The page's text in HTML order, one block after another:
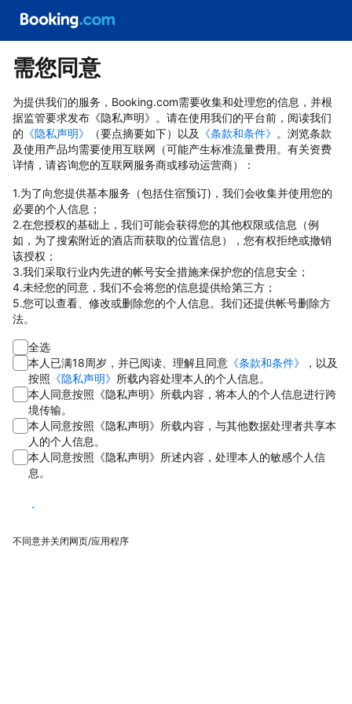
需您同意
为提供我们的服务，Booking.com需要收集和处理您的信息，并根
据监管要求发布《隐私声明》。请在使用我们的平台前，阅读我们
的 《隐私声明》 （要点摘要如下）以及 《条款和条件》 。浏览条款
及使用产品均需要使用互联网（可能产生标准流量费用。有关资费
详情，请咨询您的互联网服务商或移动运营商）：
1.为了向您提供基本服务（包括住宿预订)，我们会收集并使用您的
必要的个人信息；
2.在您授权的基础上，我们可能会获得您的其他权限或信息（例
如，为了搜索附近的酒店而获取的位置信息），您有权拒绝或撤销
该授权；
3.我们采取行业内先进的帐号安全措施来保护您的信息安全；
4.未经您的同意，我们不会将您的信息提供给第三方；
5.您可以查看、修改或删除您的个人信息。我们还提供帐号删除方
法。
全选
本人已满18周岁，并已阅读、理解且同意 《条款和条件》
，以及
按照 《隐私声明》 所载内容处理本人的个人信息。
本人同意按照《隐私声明》所载内容，将本人的个人信息进行跨
境传输。
本人同意按照《隐私声明》所载内容，与其他数据处理者共享本
人的个人信息。
本人同意按照《隐私声明》所述内容，处理本人的敏感个人信
息。
同意
不同意并关闭网页/应用程序